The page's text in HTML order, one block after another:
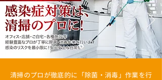
清掃のプロが徹底的に「除菌・消毒」作業を行